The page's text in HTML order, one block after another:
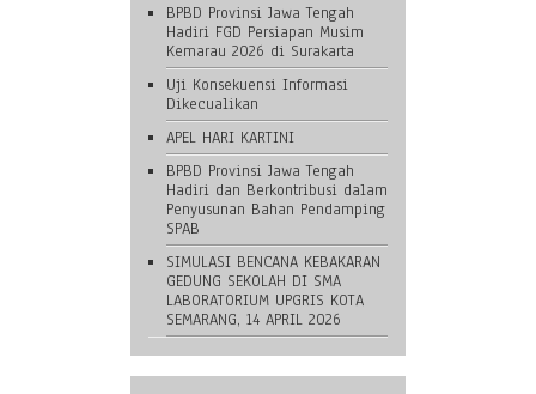
BPBD Provinsi Jawa Tengah
Hadiri FGD Persiapan Musim
Kemarau 2026 di Surakarta
Uji Konsekuensi Informasi
Dikecualikan
APEL HARI KARTINI
BPBD Provinsi Jawa Tengah
Hadiri dan Berkontribusi dalam
Penyusunan Bahan Pendamping
SPAB
SIMULASI BENCANA KEBAKARAN
GEDUNG SEKOLAH DI SMA
LABORATORIUM UPGRIS KOTA
SEMARANG, 14 APRIL 2026